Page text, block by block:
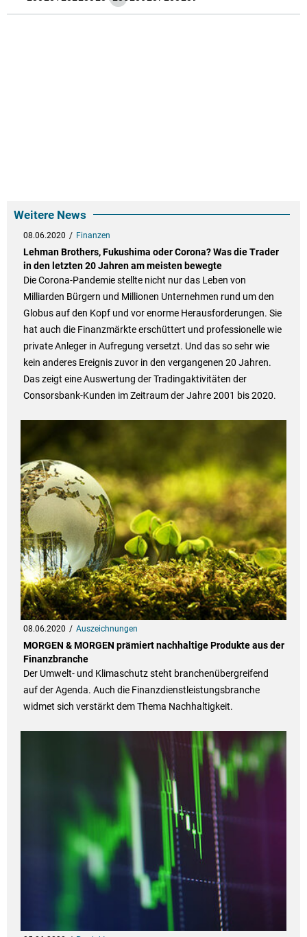
Weitere News
08.06.2020 Finanzen
Lehman Brothers, Fukushima oder Corona? Was die Trader
in den letzten 20 Jahren am meisten bewegte
Die Corona-Pandemie stellte nicht nur das Leben von
Milliarden Bürgern und Millionen Unternehmen rund um den
Globus auf den Kopf und vor enorme Herausforderungen. Sie
hat auch die Finanzmärkte erschüttert und professionelle wie
private Anleger in Aufregung versetzt. Und das so sehr wie
kein anderes Ereignis zuvor in den vergangenen 20 Jahren.
Das zeigt eine Auswertung der Tradingaktivitäten der
Consorsbank-Kunden im Zeitraum der Jahre 2001 bis 2020.
08.06.2020 Auszeichnungen
MORGEN & MORGEN prämiert nachhaltige Produkte aus der
Finanzbranche
Der Umwelt- und Klimaschutz steht branchenübergreifend
auf der Agenda. Auch die Finanzdienstleistungsbranche
widmet sich verstärkt dem Thema Nachhaltigkeit.